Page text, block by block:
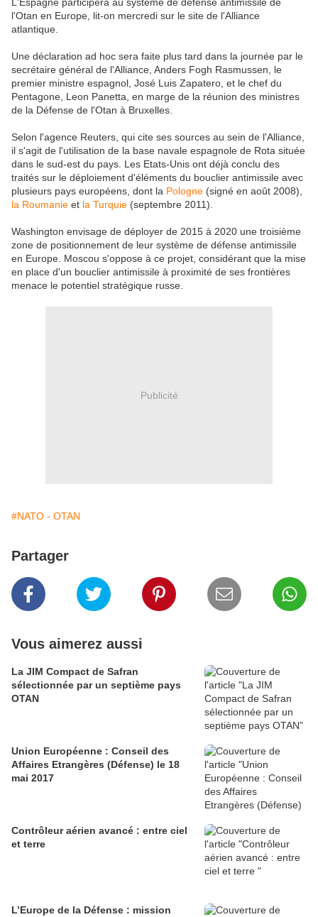
l'Otan en Europe, lit-on mercredi sur le site de l'Alliance
atlantique.
Une déclaration ad hoc sera faite plus tard dans la journée par le
secrétaire général de l'Alliance, Anders Fogh Rasmussen, le
premier ministre espagnol, José Luis Zapatero, et le chef du
Pentagone, Leon Panetta, en marge de la réunion des ministres
de la Défense de l'Otan à Bruxelles.
Selon l'agence Reuters, qui cite ses sources au sein de l'Alliance,
il s'agit de l'utilisation de la base navale espagnole de Rota située
dans le sud-est du pays. Les Etats-Unis ont déjà conclu des
traités sur le déploiement d'éléments du bouclier antimissile avec
plusieurs pays européens, dont la Pologne (signé en août 2008),
la Roumanie et la Turquie (septembre 2011).
Washington envisage de déployer de 2015 à 2020 une troisième
zone de positionnement de leur système de défense antimissile
en Europe. Moscou s'oppose à ce projet, considérant que la mise
en place d'un bouclier antimissile à proximité de ses frontières
menace le potentiel stratégique russe.
Publicité
#NATO - OTAN
Partager
Vous aimerez aussi
La JIM Compact de Safran
sélectionnée par un septième pays
OTAN
Union Européenne : Conseil des
Affaires Etrangères (Défense) le 18
mai 2017
Contrôleur aérien avancé : entre ciel
et terre
L’Europe de la Défense : mission